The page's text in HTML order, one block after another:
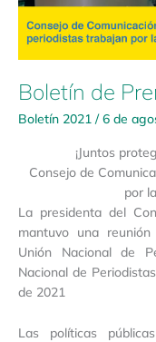
Boletín de
Boletín 2021 /6 de
¡Juntos
Consejo de
por
La presidenta del
mantuvo una
Unión Nacional de
Nacional de
de 2021
Las políticas